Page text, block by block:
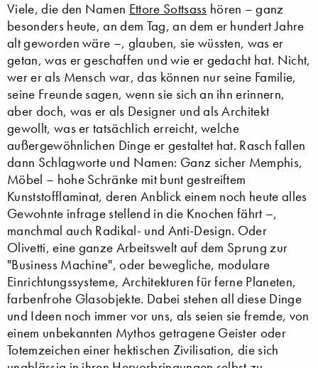
Viele, die den Namen Ettore Sottsass hören – ganz
besonders heute, an dem Tag, an dem er hundert Jahre
alt geworden wäre –, glauben, sie wüssten, was er
getan, was er geschaffen und wie er gedacht hat. Nicht,
wer er als Mensch war, das können nur seine Familie,
seine Freunde sagen, wenn sie sich an ihn erinnern,
aber doch, was er als Designer und als Architekt
gewollt, was er tatsächlich erreicht, welche
außergewöhnlichen Dinge er gestaltet hat. Rasch fallen
dann Schlagworte und Namen: Ganz sicher Memphis,
Möbel – hohe Schränke mit bunt gestreiftem
Kunststofflaminat, deren Anblick einem noch heute alles
Gewohnte infrage stellend in die Knochen fährt –,
manchmal auch Radikal- und Anti-Design. Oder
Olivetti, eine ganze Arbeitswelt auf dem Sprung zur
"Business Machine", oder bewegliche, modulare
Einrichtungssysteme, Architekturen für ferne Planeten,
farbenfrohe Glasobjekte. Dabei stehen all diese Dinge
und Ideen noch immer vor uns, als seien sie fremde, von
einem unbekannten Mythos getragene Geister oder
Totemzeichen einer hektischen Zivilisation, die sich